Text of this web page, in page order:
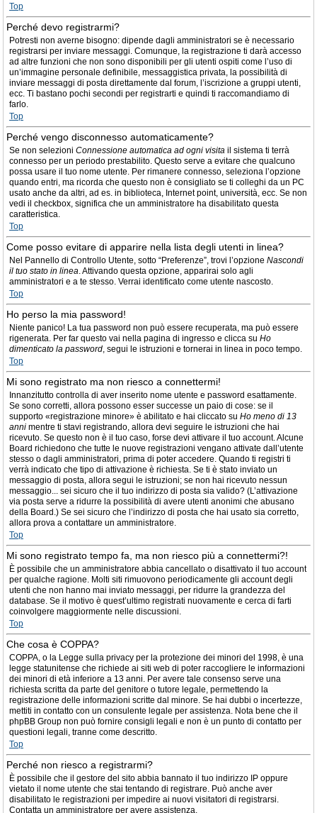
Top
Perché devo registrarmi?
Potresti non averne bisogno: dipende dagli amministratori se è necessario
registrarsi per inviare messaggi. Comunque, la registrazione ti darà accesso
ad altre funzioni che non sono disponibili per gli utenti ospiti come l’uso di
un’immagine personale definibile, messaggistica privata, la possibilità di
inviare messaggi di posta direttamente dal forum, l’iscrizione a gruppi utenti,
ecc. Ti bastano pochi secondi per registrarti e quindi ti raccomandiamo di
farlo.
Top
Perché vengo disconnesso automaticamente?
Se non selezioni Connessione automatica ad ogni visita il sistema ti terrà
connesso per un periodo prestabilito. Questo serve a evitare che qualcuno
possa usare il tuo nome utente. Per rimanere connesso, seleziona l’opzione
quando entri, ma ricorda che questo non è consigliato se ti colleghi da un PC
usato anche da altri, ad es. in biblioteca, Internet point, università, ecc. Se non
vedi il checkbox, significa che un amministratore ha disabilitato questa
caratteristica.
Top
Come posso evitare di apparire nella lista degli utenti in linea?
Nel Pannello di Controllo Utente, sotto “Preferenze”, trovi l’opzione Nascondi
il tuo stato in linea. Attivando questa opzione, apparirai solo agli
amministratori e a te stesso. Verrai identificato come utente nascosto.
Top
Ho perso la mia password!
Niente panico! La tua password non può essere recuperata, ma può essere
rigenerata. Per far questo vai nella pagina di ingresso e clicca su Ho
dimenticato la password, segui le istruzioni e tornerai in linea in poco tempo.
Top
Mi sono registrato ma non riesco a connettermi!
Innanzitutto controlla di aver inserito nome utente e password esattamente.
Se sono corretti, allora possono esser successe un paio di cose: se il
supporto «registrazione minore» è abilitato e hai cliccato su Ho meno di 13
anni mentre ti stavi registrando, allora devi seguire le istruzioni che hai
ricevuto. Se questo non è il tuo caso, forse devi attivare il tuo account. Alcune
Board richiedono che tutte le nuove registrazioni vengano attivate dall’utente
stesso o dagli amministratori, prima di poter accedere. Quando ti registri ti
verrà indicato che tipo di attivazione è richiesta. Se ti è stato inviato un
messaggio di posta, allora segui le istruzioni; se non hai ricevuto nessun
messaggio... sei sicuro che il tuo indirizzo di posta sia valido? (L’attivazione
via posta serve a ridurre la possibilità di avere utenti anonimi che abusano
della Board.) Se sei sicuro che l’indirizzo di posta che hai usato sia corretto,
allora prova a contattare un amministratore.
Top
Mi sono registrato tempo fa, ma non riesco più a connettermi?!
È possibile che un amministratore abbia cancellato o disattivato il tuo account
per qualche ragione. Molti siti rimuovono periodicamente gli account degli
utenti che non hanno mai inviato messaggi, per ridurre la grandezza del
database. Se il motivo è quest’ultimo registrati nuovamente e cerca di farti
coinvolgere maggiormente nelle discussioni.
Top
Che cosa è COPPA?
COPPA, o la Legge sulla privacy per la protezione dei minori del 1998, è una
legge statunitense che richiede ai siti web di poter raccogliere le informazioni
dei minori di età inferiore a 13 anni. Per avere tale consenso serve una
richiesta scritta da parte del genitore o tutore legale, permettendo la
registrazione delle informazioni scritte dal minore. Se hai dubbi o incertezze,
mettiti in contatto con un consulente legale per assistenza. Nota bene che il
phpBB Group non può fornire consigli legali e non è un punto di contatto per
questioni legali, tranne come descritto.
Top
Perché non riesco a registrarmi?
È possibile che il gestore del sito abbia bannato il tuo indirizzo IP oppure
vietato il nome utente che stai tentando di registrare. Può anche aver
disabilitato le registrazioni per impedire ai nuovi visitatori di registrarsi.
Contatta un amministratore per avere assistenza.